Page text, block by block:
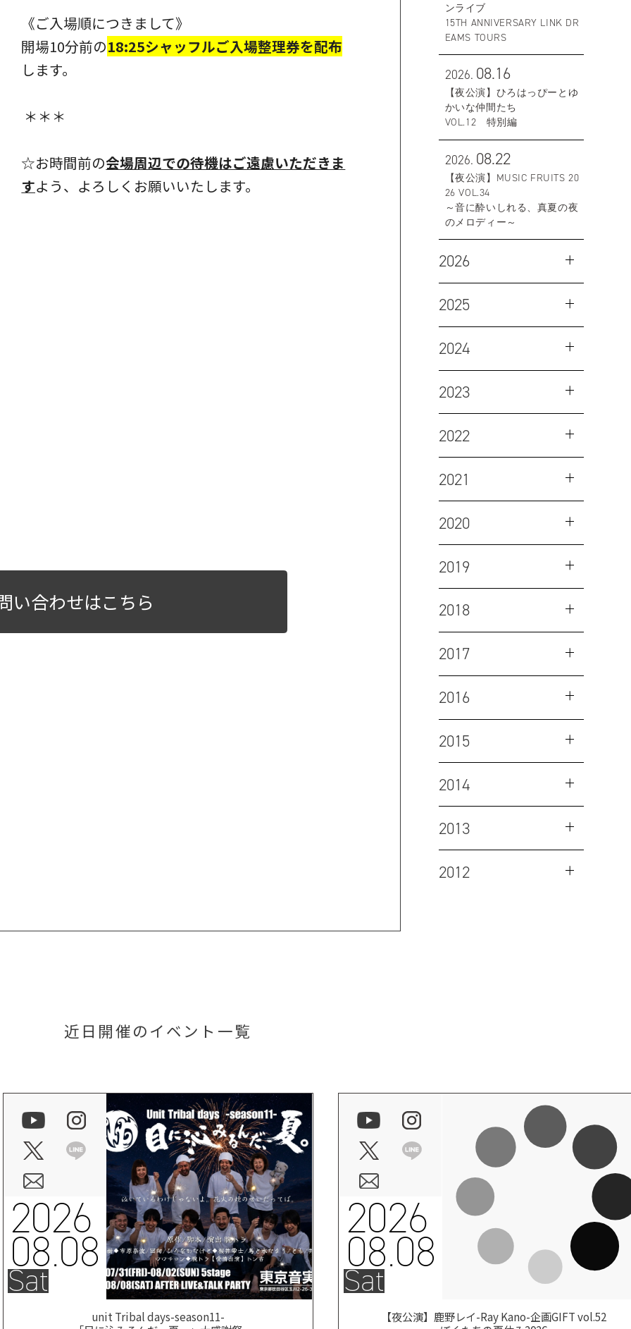
《ご入場順につきまして》
開場10分前の18:25シャッフルご入場整理券を配布
します。
＊＊＊
☆お時間前の会場周辺での待機はご遠慮いただきま
すよう、よろしくお願いいたします。
い合わせはこちら
ンライブ
15TH ANNIVERSARY LINK DR
EAMS TOURS
2026. 08.16
【夜公演】ひろはっぴーとゆ
かいな仲間たち
VOL.12 特別編
2026. 08.22
【夜公演】MUSIC FRUITS 20
26 VOL.34
～音に酔いしれる、真夏の夜
のメロディー～
2026
2025
2024
2023
2022
2021
2020
2019
2018
2017
2016
2015
2014
2013
2012
近日開催のイベント一覧
2026
08.08
Sat
unit Tribal days-season11-
2026
08.08
Sat
【夜公演】鹿野レイ-Ray Kano-企画GIFT vol.52